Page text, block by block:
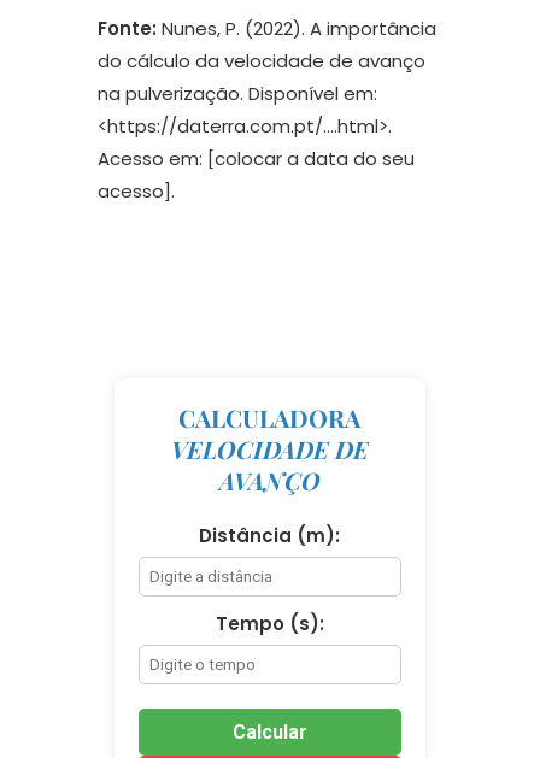
Fonte: Nunes, P. (2022). A importância
do cálculo da velocidade de avanço
na pulverização. Disponível em:
<https://daterra.com.pt/….html>.
Acesso em: [colocar a data do seu
acesso].
CALCULADORA
VELOCIDADE DE
AVANÇO
Distância (m):
Tempo (s):
Calcular